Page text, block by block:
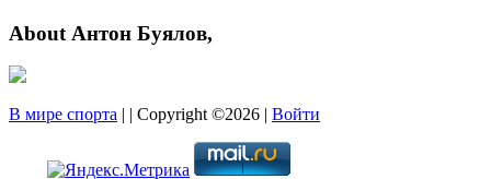
About Антон Буялов,
В мире спорта | | Copyright ©2026 | Войти